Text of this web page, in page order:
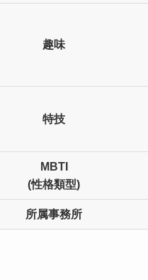
趣味
特技
MBTI
(性格類型)
所属事務所